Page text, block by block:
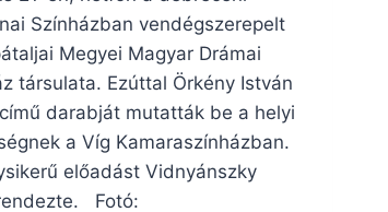
Színházban vendégszerepelt
Megyei Magyar Drámai
társulata. Ezúttal Örkény István
darabját mutatták be a helyi
a Víg Kamaraszínházban.
előadást Vidnyánszky
Fotó: